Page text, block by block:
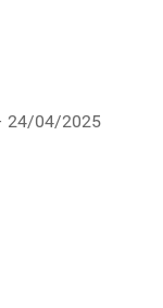
24/04/2025